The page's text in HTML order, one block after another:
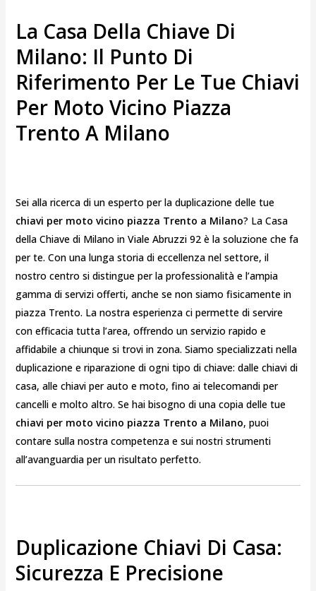
La Casa Della Chiave Di
Milano: Il Punto Di
Riferimento Per Le Tue Chiavi
Per Moto Vicino Piazza
Trento A Milano
Sei alla ricerca di un esperto per la duplicazione delle tue
chiavi per moto vicino piazza Trento a Milano? La Casa
della Chiave di Milano in Viale Abruzzi 92 è la soluzione che fa
per te. Con una lunga storia di eccellenza nel settore, il
nostro centro si distingue per la professionalità e l’ampia
gamma di servizi offerti, anche se non siamo fisicamente in
piazza Trento. La nostra esperienza ci permette di servire
con efficacia tutta l’area, offrendo un servizio rapido e
affidabile a chiunque si trovi in zona. Siamo specializzati nella
duplicazione e riparazione di ogni tipo di chiave: dalle chiavi di
casa, alle chiavi per auto e moto, fino ai telecomandi per
cancelli e molto altro. Se hai bisogno di una copia delle tue
chiavi per moto vicino piazza Trento a Milano, puoi
contare sulla nostra competenza e sui nostri strumenti
all’avanguardia per un risultato perfetto.
Duplicazione Chiavi Di Casa:
Sicurezza E Precisione